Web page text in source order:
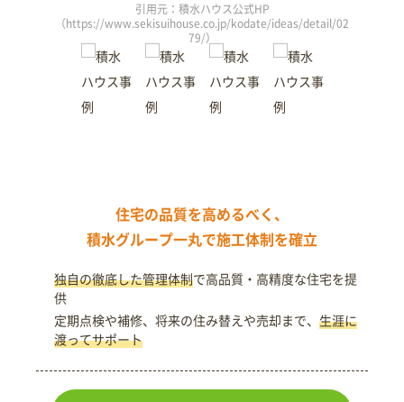
引用元：積水ハウス公式HP
（https://www.sekisuihouse.co.jp/kodate/ideas/detail/02
79/）
住宅の品質を高めるべく、
積水グループ一丸で施工体制を確立
独自の徹底した管理体制で高品質・高精度な住宅を提
供
定期点検や補修、将来の住み替えや売却まで、 生涯に
渡ってサポート